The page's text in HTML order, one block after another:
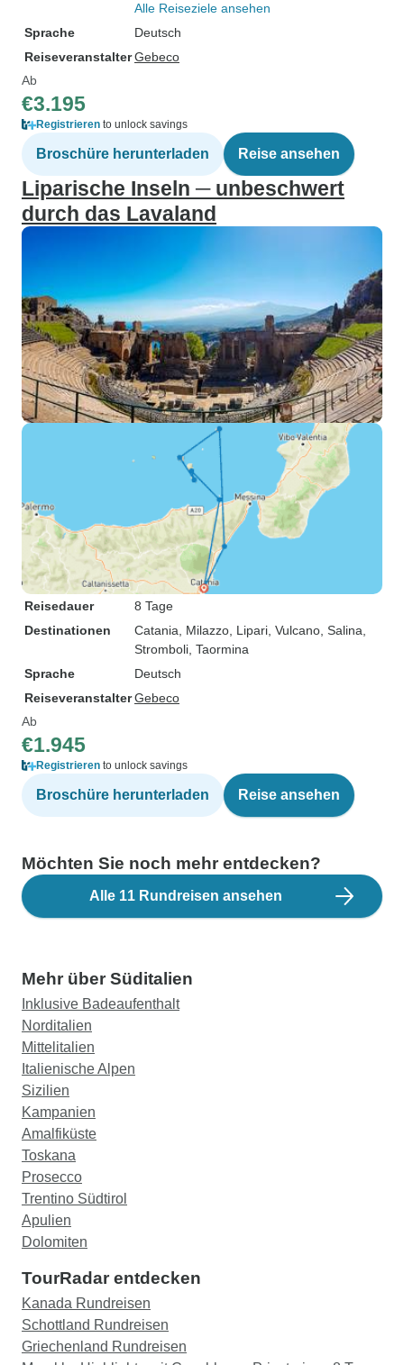
Alle Reiseziele ansehen
Sprache
Deutsch
ReiseveranstalterGebeco
Ab
€3.195
Registrieren to unlock savings
Broschüre herunterladen Reise ansehen
Liparische Inseln ─ unbeschwert
durch das Lavaland
Reisedauer
8 Tage
Destinationen
Catania , Milazzo , Lipari , Vulcano , Salina
Stromboli , Taormina
Sprache
Deutsch
ReiseveranstalterGebeco
Ab
€1.945
Registrieren to unlock savings
Broschüre herunterladen Reise ansehen
Möchten Sie noch mehr entdecken?
Alle 11 Rundreisen ansehen
Mehr über Süditalien
Inklusive Badeaufenthalt
Norditalien
Mittelitalien
Italienische Alpen
Sizilien
Kampanien
Amalfiküste
Toskana
Prosecco
Trentino Südtirol
Apulien
Dolomiten
TourRadar entdecken
Kanada Rundreisen
Schottland Rundreisen
Griechenland Rundreisen